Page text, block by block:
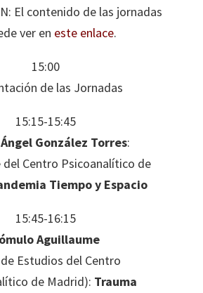
El contenido de las jornadas
ver en este enlace.
15:00
de las Jornadas
15:15-15:45
González Torres:
del Centro Psicoanalítico de
Tiempo y Espacio
15:45-16:15
Aguillaume
Estudios del Centro
de Madrid): Trauma